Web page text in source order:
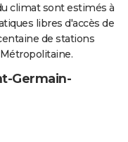
climat sont estimés à
libres d'accès de
de stations
Germain-